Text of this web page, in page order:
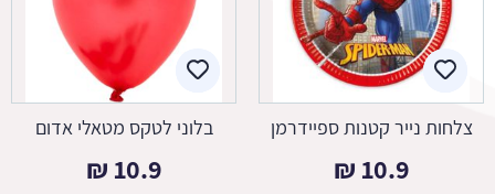
צלחות נייר קטנות ספיידרמן
10.9
₪
בלוני לטקס מטאלי אדום
10.9
₪